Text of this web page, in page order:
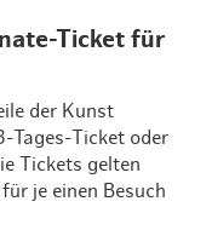
Ticket für
der Kunst
Tages-Ticket oder
Tickets gelten
je einen Besuch